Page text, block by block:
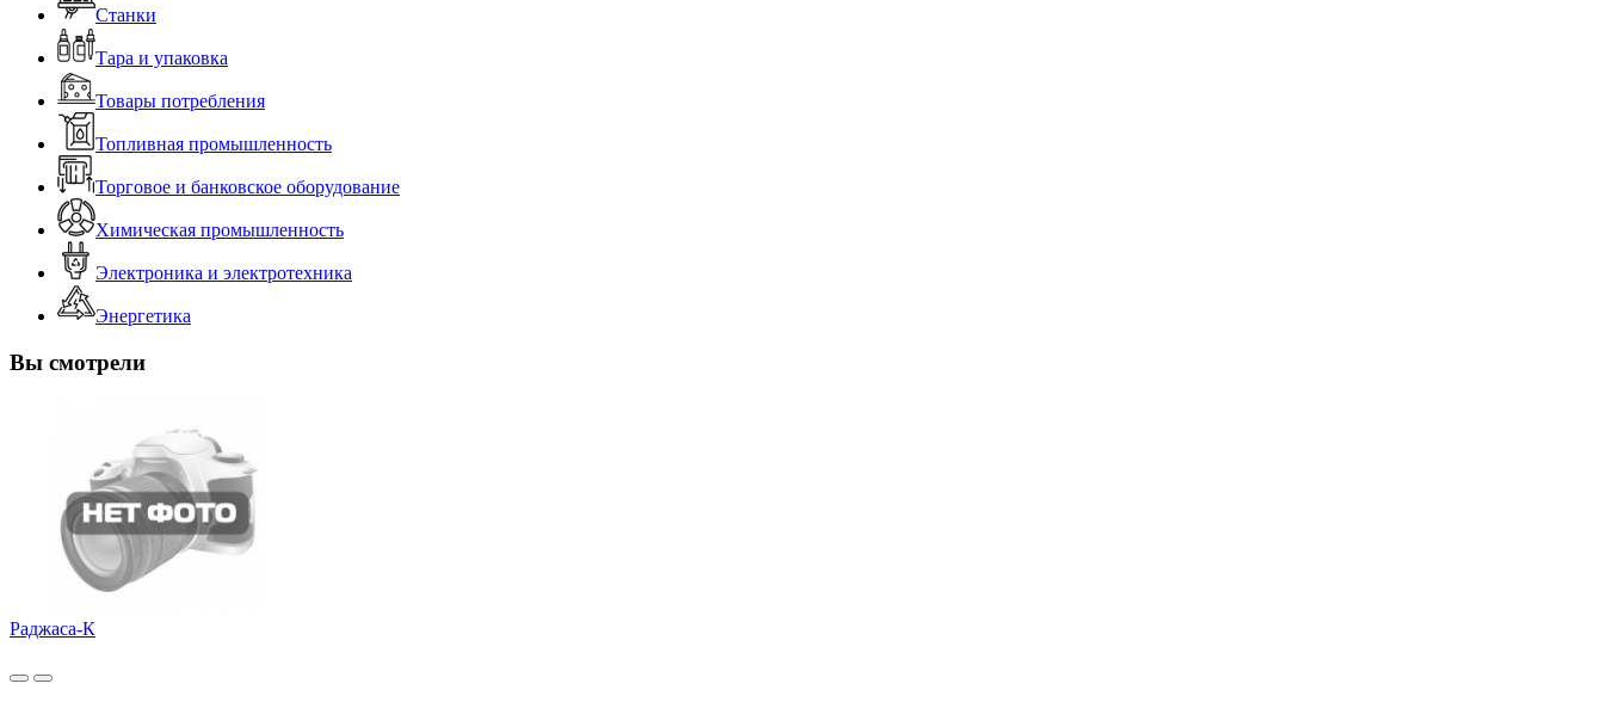
Станки
Тара и упаковка
Товары потребления
Топливная промышленность
Торговое и банковское оборудование
Химическая промышленность
Электроника и электротехника
Энергетика
Вы смотрели
Раджаса-К